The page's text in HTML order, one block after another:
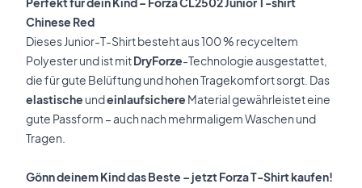
Chinese Red
Dieses Junior-T-Shirt besteht aus 100 % recyceltem
Polyester und ist mitDryForze-Technologie ausgestattet,
die für gute Belüftung und hohen Tragekomfort sorgt. Das
elastische undeinlaufsichere Material gewährleistet eine
gute Passform – auch nach mehrmaligem Waschen und
Tragen.
Gönn deinem Kind das Beste – jetzt Forza T-Shirt kaufen!